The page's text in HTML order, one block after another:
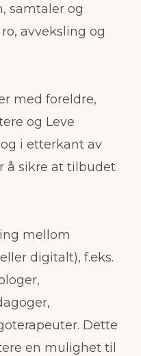
samtaler og
avveksling og
med foreldre,
og Leve
i etterkant av
å sikre at tilbudet
mellom
digitalt), f.eks.
Dette
en mulighet til